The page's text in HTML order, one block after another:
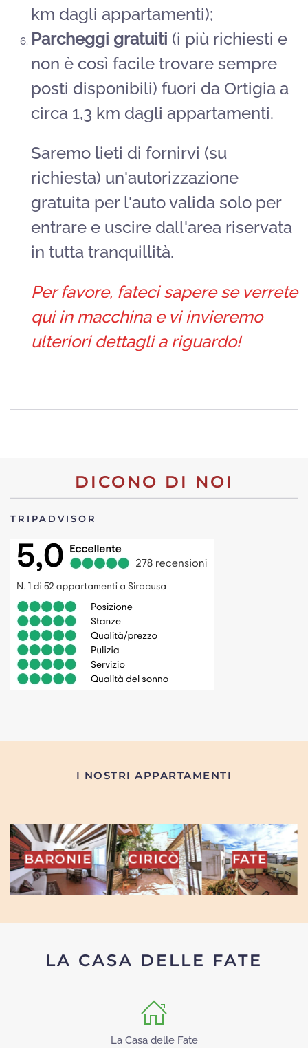
km dagli appartamenti);
Parcheggi gratuiti (i più richiesti e
non è così facile trovare sempre
posti disponibili) fuori da Ortigia a
circa 1,3 km dagli appartamenti.
Saremo lieti di fornirvi (su
richiesta) un'autorizzazione
gratuita per l'auto valida solo per
entrare e uscire dall'area riservata
in tutta tranquillità.
Per favore, fateci sapere se verrete
qui in macchina e vi invieremo
ulteriori dettagli a riguardo!
DICONO DI NOI
TRIPADVISOR
I NOSTRI APPARTAMENTI
BARONIE CIRICÒ FATE
LA CASA DELLE FATE
La Casa delle Fate